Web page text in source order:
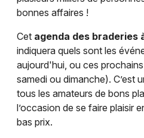
bonnes affaires !
Cet agenda des braderies
indiquera quels sont les
aujourd'hui, ou ces
samedi ou dimanche). C’est
tous les amateurs de bons
l’occasion de se faire plaisir
bas prix.